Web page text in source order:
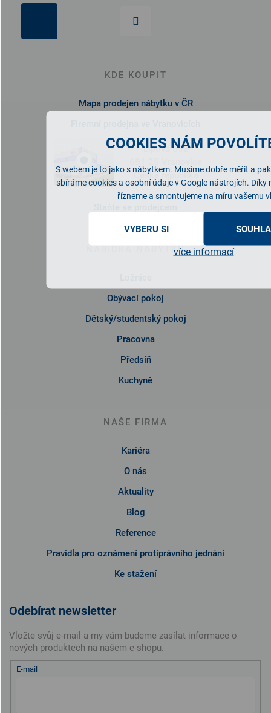
COOKIES NÁM
S webem je to jako s nábytkem. Musíme dobře měřit a
sbíráme cookies a osobní údaje v Google nástrojích. Díky
řízneme a smontujeme na míru vašemu
VYBERU SI
více informací
KDE KOUPIT
Mapa prodejen nábytku v ČR
Lipová 692
Česká republika
NABÍDKA NÁBYTKU
Obývací pokoj
Dětský/studentský pokoj
Pracovna
Předsíň
Kuchyně
NAŠE FIRMA
Kariéra
O nás
Aktuality
Blog
Reference
Pravidla pro oznámení protiprávního jednání
Ke stažení
Odebírat newsletter
Vložte svůj e-mail a my vám budeme zasílat informace o
nových produktech na našem e-shopu.
E-mail